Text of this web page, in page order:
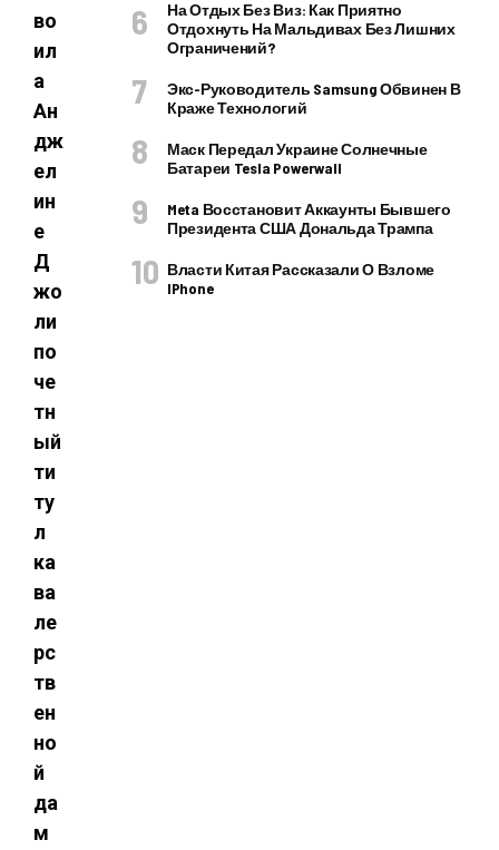
во
ил
а
Ан
дж
ел
ин
е
Д
жо
ли
по
че
тн
ый
ти
ту
л
ка
ва
ле
рс
тв
ен
но
й
да
м
На Отдых Без Виз: Как Приятно
Отдохнуть На Мальдивах Без Лишних
Ограничений?
Экс-Руководитель Samsung Обвинен В
Краже Технологий
Маск Передал Украине Солнечные
Батареи Tesla Powerwall
Meta Восстановит Аккаунты Бывшего
Президента США Дональда Трампа
Власти Китая Рассказали О Взломе
IPhone